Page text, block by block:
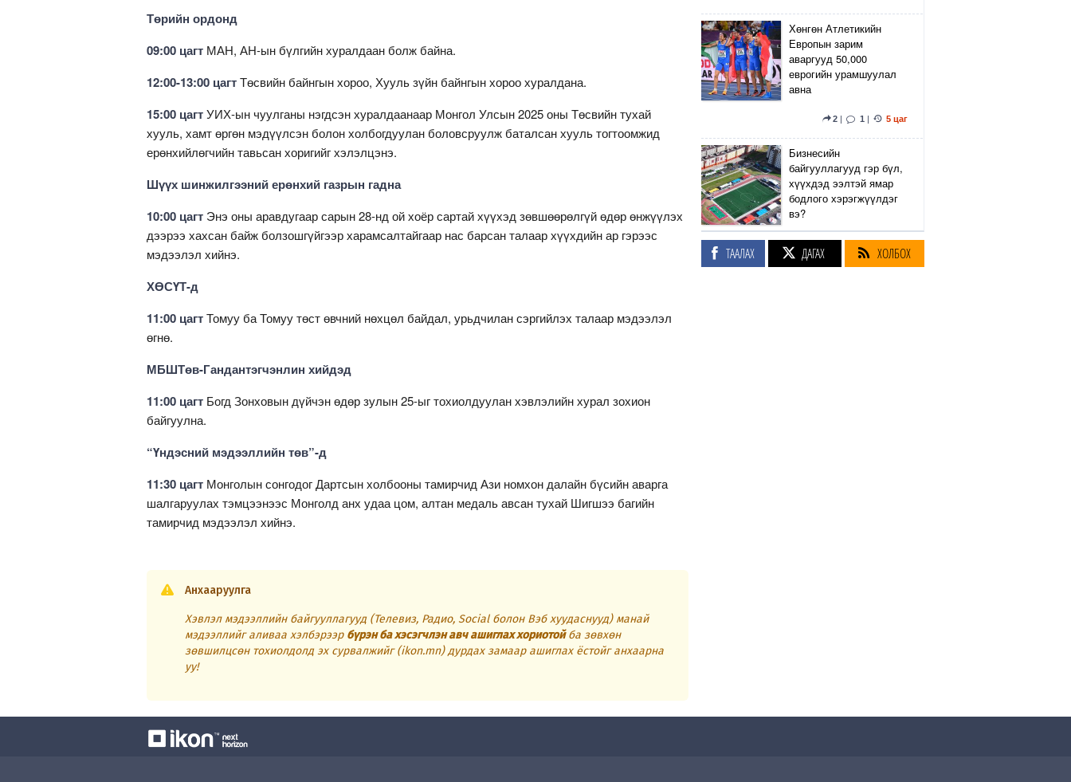
Төрийн ордонд
09:00 цагт МАН, АН-ын бүлгийн хуралдаан болж байна.
12:00-13:00 цагтТөсвийн байнгын хороо, Хууль зүйн байнгын хороо хуралдана.
15:00 цагтУИХ-ын чуулганы нэгдсэн хуралдаанаар Монгол Улсын 2025 оны Төсвийн тухай
хууль, хамт өргөн мэдүүлсэн болон холбогдуулан боловсруулж баталсан хууль тогтоомжид
ерөнхийлөгчийн тавьсан хоригийг хэлэлцэнэ.
Шүүх шинжилгээний ерөнхий газрын гадна
10:00 цагт Энэ оны аравдугаар сарын 28-нд ой хоёр сартай хүүхэд зөвшөөрөлгүй өдөр өнжүүлэх
дээрээ хахсан байж болзошгүйгээр харамсалтайгаар нас барсан талаар хүүхдийн ар гэрээс
мэдээлэл хийнэ.
ХӨСҮТ-д
11:00 цагтТомуу ба Томуу төст өвчний нөхцөл байдал, урьдчилан сэргийлэх талаар мэдээлэл
өгнө.
МБШТөв-Гандантэгчэнлин хийдэд
11:00 цагт Богд Зонховын дүйчэн өдөр зулын 25-ыг тохиолдуулан хэвлэлийн хурал зохион
байгуулна.
“Үндэсний мэдээллийн төв”-д
11:30 цагт Монголын сонгодог Дартсын холбооны тамирчид Ази номхон далайн бүсийн аварга
шалгаруулах тэмцээнээс Монголд анх удаа цом, алтан медаль авсан тухай Шигшээ багийн
тамирчид мэдээлэл хийнэ.
Анхааруулга
Хэвлэл мэдээллийн байгууллагууд (Телевиз, Радио, Social болон Вэб хуудаснууд) манай
мэдээллийг аливаа хэлбэрээр бүрэн ба хэсэгчлэн авч ашиглах хориотойба зөвхөн
зөвшилцсөн тохиолдолд эх сурвалжийг (ikon.mn) дурдах замаар ашиглах ёстойг анхаарна
уу!
Хөнгөн Атлетикийн
Европын зарим
аваргууд 50,000
еврогийн урамшуулал
авна
2 | 1 | 5 цаг
Бизнесийн
байгууллагууд гэр бүл,
хүүхдэд ээлтэй ямар
бодлого хэрэгжүүлдэг
вэ?
4| 1| 5 цаг
ТААЛАХ ДАГАХ ХОЛБОХ